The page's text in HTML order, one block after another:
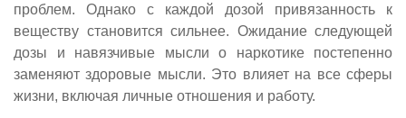
проблем. Однако с каждой дозой привязанность к
веществу становится сильнее. Ожидание следующей
дозы и навязчивые мысли о наркотике постепенно
заменяют здоровые мысли. Это влияет на все сферы
жизни, включая личные отношения и работу.